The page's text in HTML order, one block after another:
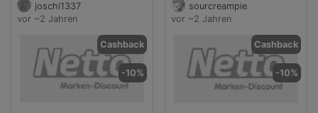
joschi1337
vor ~2 Jahren
Cashback
-10%
sourcreampie
vor ~2 Jahren
Cashback
-10%